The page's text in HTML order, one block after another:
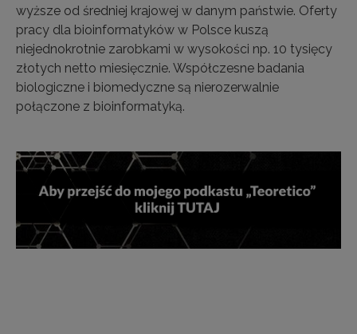
wyższe od średniej krajowej w danym państwie. Oferty
pracy dla bioinformatyków w Polsce kuszą
niejednokrotnie zarobkami w wysokości np. 10 tysięcy
złotych netto miesięcznie. Współczesne badania
biologiczne i biomedyczne są nierozerwalnie
połączone z bioinformatyką.